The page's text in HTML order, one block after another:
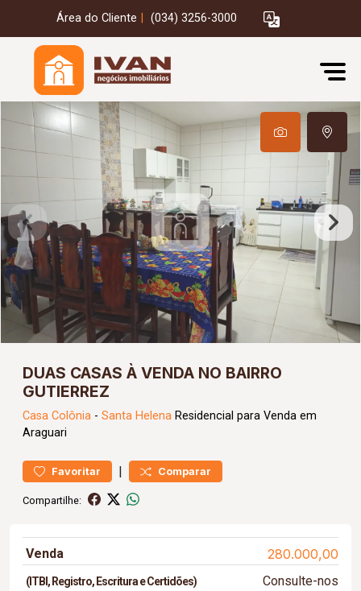
Área do Cliente (034) 3256-3000
DUAS CASAS À VENDA NO BAIRRO
GUTIERREZ
Casa Colônia - Santa Helena Residencial para Venda em
Araguari
Favoritar | Comparar
Compartilhe:
Venda 280.000,00
(ITBI, Registro, Escritura e Certidões) Consulte-nos